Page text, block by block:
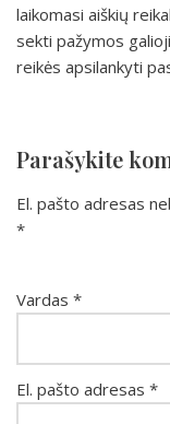
laikomasi aiškių
sekti pažymos
reikės apsilankyti
Parašykite
El. pašto adresas
*
Vardas *
El. pašto adresas *